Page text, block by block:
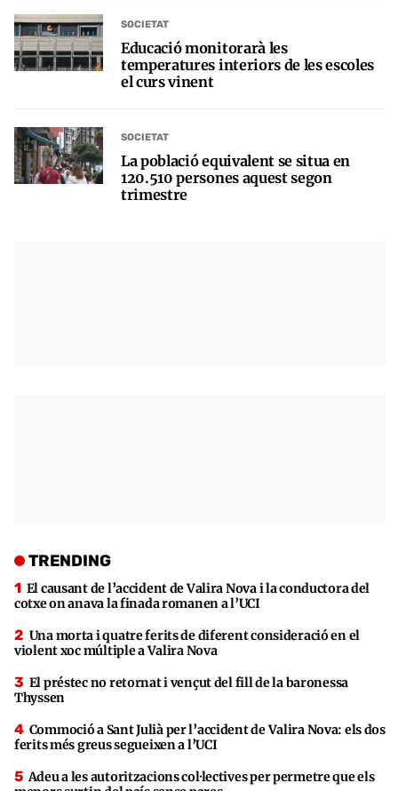
SOCIETAT
Educació monitorarà les
temperatures interiors de les escoles
el curs vinent
SOCIETAT
La població equivalent se situa en
120.510 persones aquest segon
trimestre
TRENDING
El causant de l’accident de Valira Nova i la conductora del
cotxe on anava la finada romanen a l’UCI
Una morta i quatre ferits de diferent consideració en el
violent xoc múltiple a Valira Nova
El préstec no retornat i vençut del fill de la baronessa
Thyssen
Commoció a Sant Julià per l’accident de Valira Nova: els dos
ferits més greus segueixen a l’UCI
Adeu a les autoritzacions col·lectives per permetre que els